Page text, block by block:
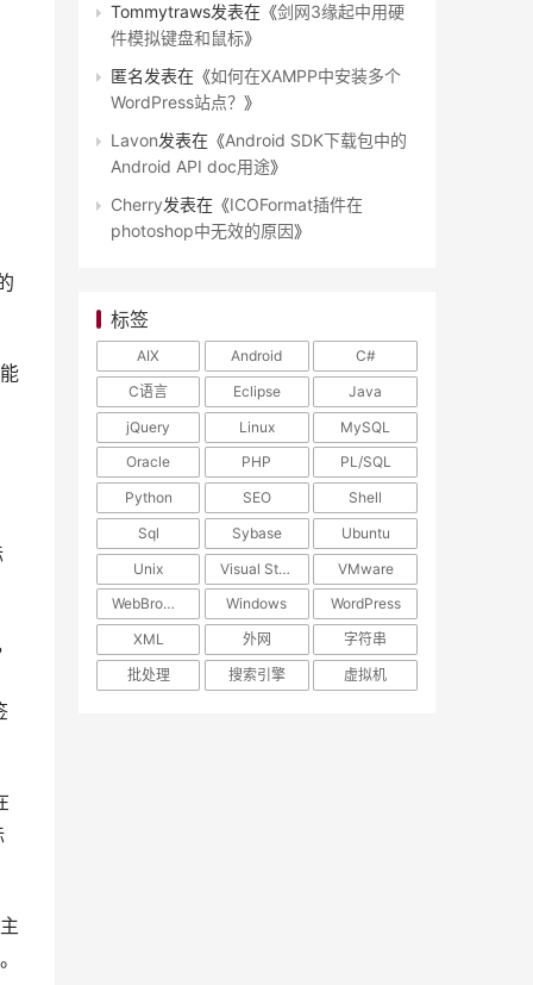
Tommytraws发表在《剑网3缘起中用硬
件模拟键盘和鼠标》
匿名发表在《如何在XAMPP中安装多个
WordPress站点？ 》
Lavon发表在《Android SDK下载包中的
Android API doc用途》
Cherry发表在《ICOFormat插件在
photoshop中无效的原因》
标签
AIX Android
C#
C语言
Eclipse
Java
jQuery
Linux
MySQL
Oracle
PHP
PL/SQL
Python
SEO
Shell
Sql
Sybase
Ubuntu
Unix
Visual Studio
VMware
WebBrowser
Windows
WordPress
XML
外网
字符串
批处理
搜索引擎 虚拟机